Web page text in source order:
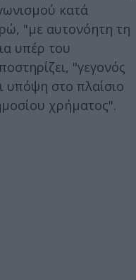
κατά
"με αυτονόητη τη
υπέρ του
"γεγονός
υπόψη στο πλαίσιο
χρήματος".